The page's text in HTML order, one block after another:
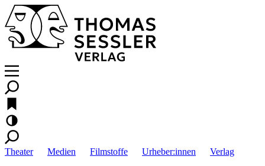
Theater Medien Filmstoffe Urheber:innen Verlag